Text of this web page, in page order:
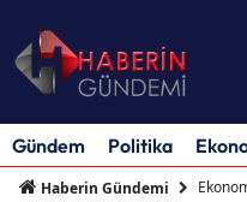
Gündem Politika
Haberin Gündemi